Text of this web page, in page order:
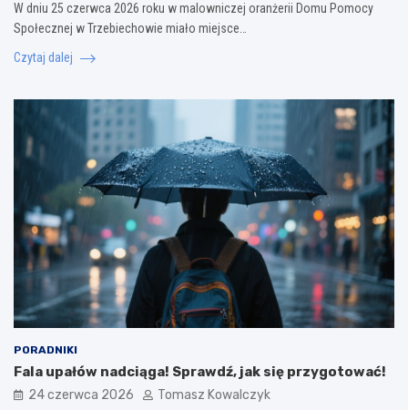
W dniu 25 czerwca 2026 roku w malowniczej oranżerii Domu Pomocy
Społecznej w Trzebiechowie miało miejsce…
Czytaj dalej
PORADNIKI
Fala upałów nadciąga! Sprawdź, jak się przygotować!
24 czerwca 2026 Tomasz Kowalczyk